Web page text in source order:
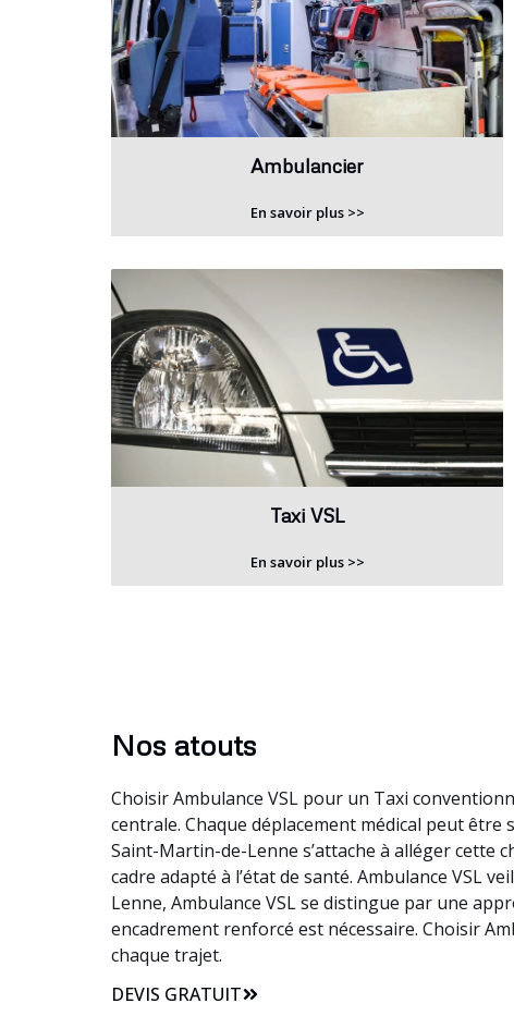
Ambulancier
En savoir plus >>
Taxi VSL
En savoir plus >>
Nos atouts
Choisir Ambulance VSL pour un Taxi
centrale. Chaque déplacement médical peut être
Saint-Martin-de-Lenne s’attache à alléger cette
cadre adapté à l’état de santé. Ambulance VSL
Lenne, Ambulance VSL se distingue par une
encadrement renforcé est nécessaire. Choisir
chaque trajet.
DEVIS GRATUIT